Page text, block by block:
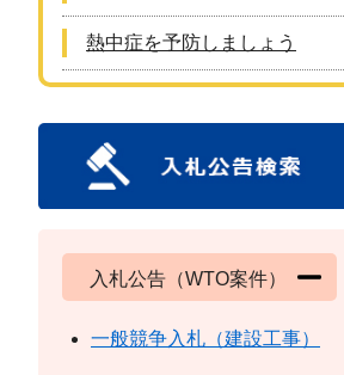
熱中症を予防しましょう
入札公告（WTO案件）
一般競争入札（建設工事）